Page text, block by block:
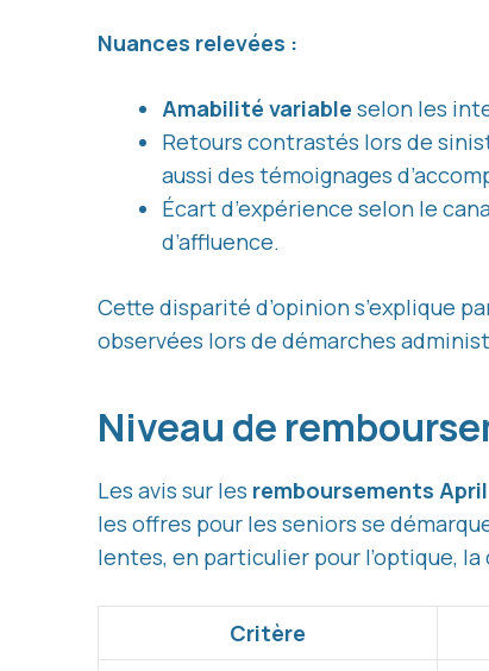
Nuances relevées :
Amabilité variable selon les
Retours contrastés lors de
aussi des témoignages
Écart d’expérience selon le
d’affluence.
Cette disparité d’opinion s’explique
observées lors de démarches
Niveau de
Les avis sur les remboursements April
les offres pour les seniors se
lentes, en particulier pour l’optique,
Critère